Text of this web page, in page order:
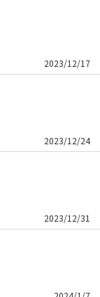
2023/12/17
2023/12/24
2023/12/31